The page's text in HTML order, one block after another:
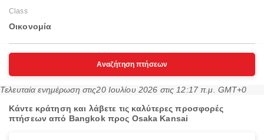
Class
Οικονομία
Αναζήτηση πτήσεων
Τελευταία ενημέρωση στις20 Ιουλίου 2026 στις 12:17 π.μ. GMT+0
Κάντε κράτηση και λάβετε τις καλύτερες προσφορές
πτήσεων από Bangkok προς Osaka Kansai